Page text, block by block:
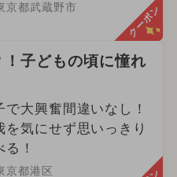
京都武蔵野市 クーポン
子どもの頃に憧れ
で大興奮間違いなし！
を気にせず思いっきり
る！
京都港区